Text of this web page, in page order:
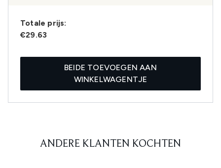
Totale prijs:
€29.63
BEIDE TOEVOEGEN AAN
WINKELWAGENTJE
ANDERE KLANTEN KOCHTEN